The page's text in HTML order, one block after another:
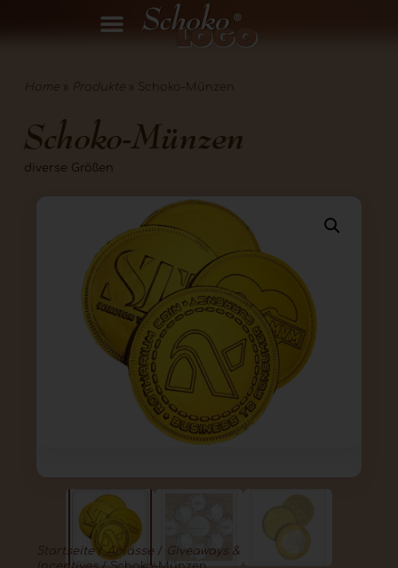
Home Produkte Schoko-Münzen
Schoko-Münzen
diverse Größen
Startseite/ Anlässe/ Giveaways &